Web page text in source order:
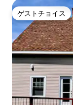
ゲストチョイス
ゲストチョイス